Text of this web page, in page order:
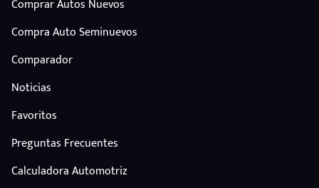
Comprar Autos Nuevos
Compra Auto Seminuevos
Comparador
Noticias
Favoritos
Preguntas Frecuentes
Calculadora Automotriz